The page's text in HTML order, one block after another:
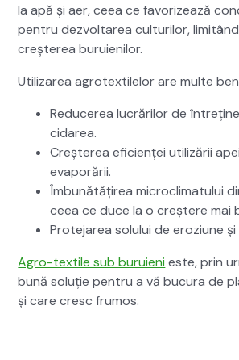
la apă și aer, ceea ce favorizează
pen­tru dez­voltarea cul­turilor,
creșterea buruie­nilor.
Uti­lizarea agro­tex­tilelor are multe
Reduc­erea lucrărilor de
ci­darea.
Creșterea efi­cienței uti­lizării
evap­orării.
Îmbunătățirea micro­cli­mat­u­lui
ceea ce duce la o creștere mai
Pro­te­jarea solu­lui de eroz­i­une
Agro-tex­tile sub buruieni este, prin
bună soluție pen­tru a vă bucu­ra de
și care cresc fru­mos.